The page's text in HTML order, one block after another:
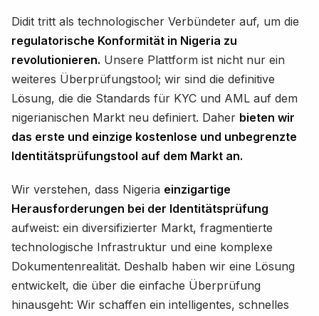
Didit tritt als technologischer Verbündeter auf, um die
regulatorische Konformität in Nigeria zu
revolutionieren. Unsere Plattform ist nicht nur ein
weiteres Überprüfungstool; wir sind die definitive
Lösung, die die Standards für KYC und AML auf dem
nigerianischen Markt neu definiert. Daher bieten wir
das erste und einzige kostenlose und unbegrenzte
Identitätsprüfungstool auf dem Markt an.
Wir verstehen, dass Nigeria einzigartige
Herausforderungen bei der Identitätsprüfung
aufweist: ein diversifizierter Markt, fragmentierte
technologische Infrastruktur und eine komplexe
Dokumentenrealität. Deshalb haben wir eine Lösung
entwickelt, die über die einfache Überprüfung
hinausgeht: Wir schaffen ein intelligentes, schnelles